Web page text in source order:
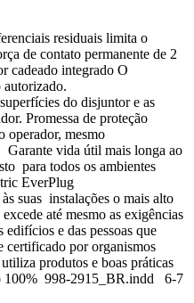
residuais limita o
de contato permanente de 2
cadeado integrado O
autorizado.
do disjuntor e as
Promessa de proteção
operador, mesmo
Garante vida útil mais longa ao
para todos os ambientes
EverPlug
suas instalações o mais alto
até mesmo as exigências
e das pessoas que
certificado por organismos
produtos e boas práticas
100% 998-2915_BR.indd 6-7